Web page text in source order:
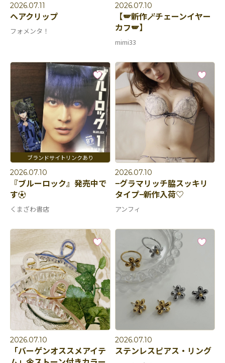
2026.07.11
ヘアクリップ
フォメンタ！
2026.07.10
【🪽新作🪄チェーンイヤー
カフ🪽】
mimi33
2026.07.10
『ブルーロック』発売中で
す⚽️
くまざわ書店
2026.07.10
−グラマリッチ脇スッキリ
タイプ−新作入荷♡
アンフィ
2026.07.10
「バーゲンオススメアイテ
2026.07.10
ステンレスピアス・リング